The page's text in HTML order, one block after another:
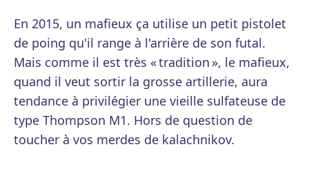
En 2015, un mafieux ça utilise un petit pistolet
de poing qu'il range à l'arrière de son futal.
Mais comme il est très « tradition », le mafieux,
quand il veut sortir la grosse artillerie, aura
tendance à privilégier une vieille sulfateuse de
type Thompson M1. Hors de question de
toucher à vos merdes de kalachnikov.